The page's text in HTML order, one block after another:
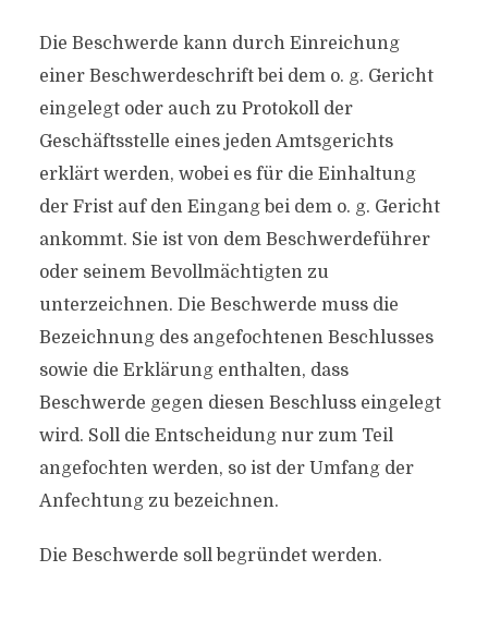
Die Beschwerde kann durch Einreichung
einer Beschwerdeschrift bei dem o. g. Gericht
eingelegt oder auch zu Protokoll der
Geschäftsstelle eines jeden Amtsgerichts
erklärt werden, wobei es für die Einhaltung
der Frist auf den Eingang bei dem o. g. Gericht
ankommt. Sie ist von dem Beschwerdeführer
oder seinem Bevollmächtigten zu
unterzeichnen. Die Beschwerde muss die
Bezeichnung des angefochtenen Beschlusses
sowie die Erklärung enthalten, dass
Beschwerde gegen diesen Beschluss eingelegt
wird. Soll die Entscheidung nur zum Teil
angefochten werden, so ist der Umfang der
Anfechtung zu bezeichnen.
Die Beschwerde soll begründet werden.